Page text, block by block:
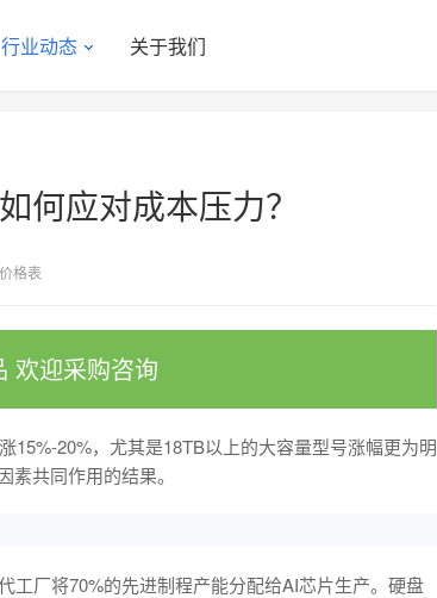
行业动态 关于我们
何应对成本压力？
格表
欢迎采购咨询
15%-20%，尤其是18TB以上的大容量型号涨幅更为明
共同作用的结果。
工厂将70%的先进制程产能分配给AI芯片生产。硬盘